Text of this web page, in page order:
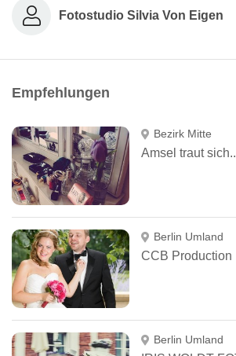
Fotostudio Silvia Von Eigen
Empfehlungen
Bezirk Mitte
Amsel traut sich..
Berlin Umland
CCB Production
Berlin Umland